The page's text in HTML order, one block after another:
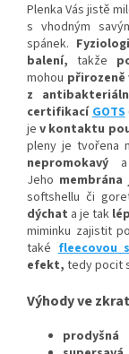
Plenka Vás jistě
s vhodným
spánek.
balení, takže
mohou přirozeně
z
certifikacíGOTS
jev kontaktu
pleny je tvořena
nepromokavý
Jeho
softshellu či
dýchat a je tak
miminku zajistit
takéfleecovou
efekt, tedy pocit
Výhody ve
prodyšná